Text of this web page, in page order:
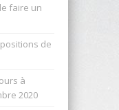
faire un
de
à
2020